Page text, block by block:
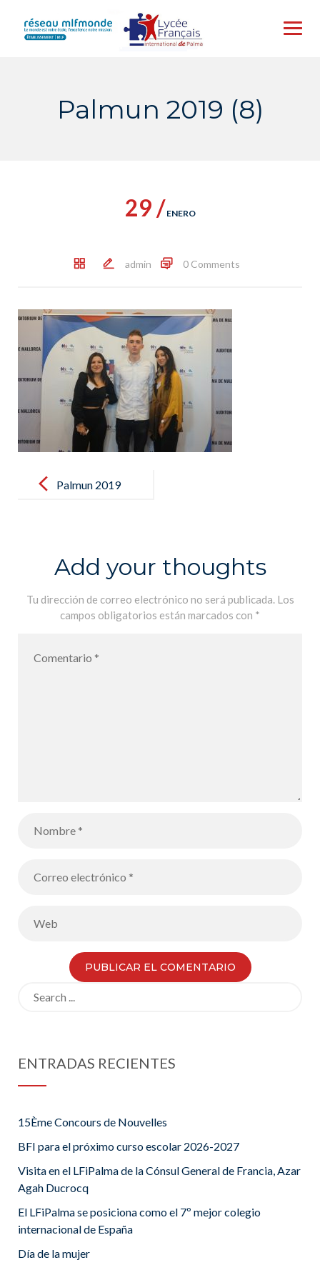
content
Palmun 2019 (8)
29 / ENERO
admin 0 Comments
navigationPalmun 2019
Add your thoughts
Tu dirección de correo electrónico no será publicada. Los
campos obligatorios están marcados con *
ENTRADAS RECIENTES
15Ème Concours de Nouvelles
BFI para el próximo curso escolar 2026-2027
Visita en el LFiPalma de la Cónsul General de Francia, Azar
Agah Ducrocq
El LFiPalma se posiciona como el 7º mejor colegio
internacional de España
Día de la mujer